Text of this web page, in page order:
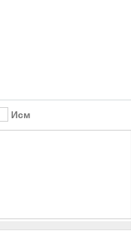
Исм